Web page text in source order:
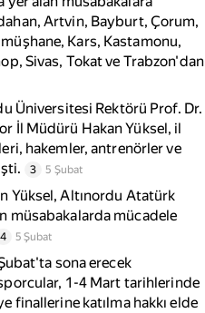
Artvin, Bayburt, Çorum,
Kars, Kastamonu,
Sivas, Tokat ve Trabzon'dan
Üniversitesi Rektörü Prof. Dr.
İl Müdürü Hakan Yüksel, il
hakemler, antrenörler ve
3 5 Şubat
Yüksel, Altınordu Atatürk
müsabakalarda mücadele
4 5 Şubat
sona erecek
1-4 Mart tarihlerinde
finallerine katılma hakkı elde